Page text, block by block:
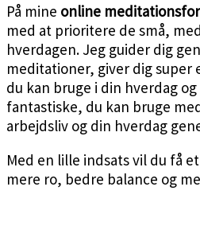
På mine online
med at prioritere de små,
hverdagen. Jeg guider dig
meditationer, giver dig
du kan bruge i din hverdag
fantastiske, du kan bruge
arbejdsliv og din hverdag
Med en lille indsats vil du få
mere ro, bedre balance og